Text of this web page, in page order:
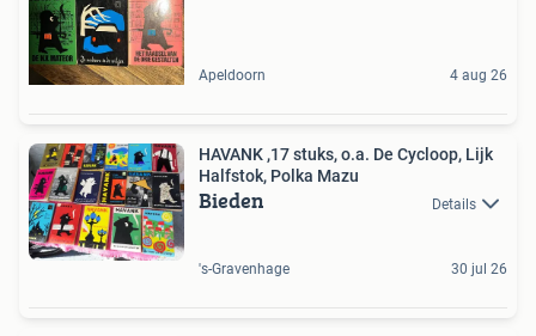
Apeldoorn 4 aug 26
HAVANK ,17 stuks, o.a. De Cycloop, Lijk
Halfstok, Polka Mazu
Bieden Details
's-Gravenhage 30 jul 26